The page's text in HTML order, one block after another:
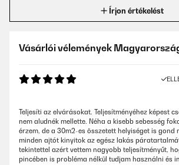
Írjon értékelést
Vásárlói vélemények
Teljesíti az elvárásokat. Teljesítményéhez képest
nem aludnék mellette. Néha a kisebb sebesség
érzem, de a 30m2-es összetett helyiséget is gond
minden ajtót kinyitok az egész lakás
tekintettel azért vettem nagyobb teljesítményűt,
pincében is probléma nélkül tudjam használni és